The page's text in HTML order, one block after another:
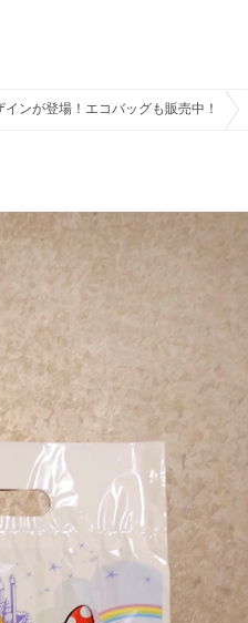
ンが登場！エコバッグも販売中！